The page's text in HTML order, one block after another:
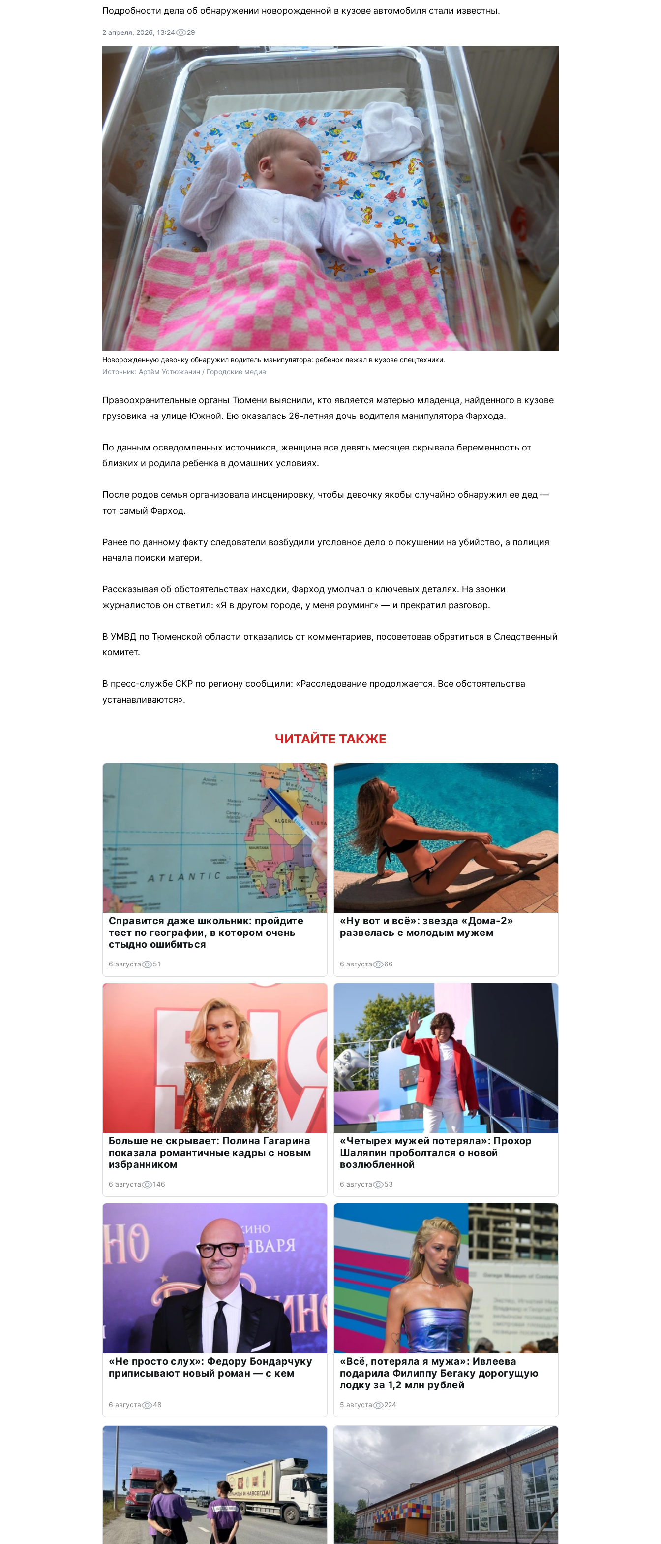
Подробности дела об обнаружении новорожденной в кузове автомобиля стали известны.
2 апреля, 2026, 13:24 29
Новорожденную девочку обнаружил водитель манипулятора: ребенок лежал в кузове спецтехники.
Источник: Артём Устюжанин / Городские медиа
Правоохранительные органы Тюмени выяснили, кто является матерью младенца, найденного в кузове
грузовика на улице Южной. Ею оказалась 26-летняя дочь водителя манипулятора Фархода.
По данным осведомленных источников, женщина все девять месяцев скрывала беременность от
близких и родила ребенка в домашних условиях.
После родов семья организовала инсценировку, чтобы девочку якобы случайно обнаружил ее дед —
тот самый Фарход.
Ранее по данному факту следователи возбудили уголовное дело о покушении на убийство, а полиция
начала поиски матери.
Рассказывая об обстоятельствах находки, Фарход умолчал о ключевых деталях. На звонки
журналистов он ответил: «Я в другом городе, у меня роуминг» — и прекратил разговор.
В УМВД по Тюменской области отказались от комментариев, посоветовав обратиться в Следственный
комитет.
В пресс-службе СКР по региону сообщили: «Расследование продолжается. Все обстоятельства
устанавливаются».
ЧИТАЙТЕ ТАКЖЕ
Справится даже школьник: пройдите
тест по географии, в котором очень
стыдно ошибиться
6 августа 51
«Ну вот и всё»: звезда «Дома-2»
развелась с молодым мужем
6 августа 66
Больше не скрывает: Полина Гагарина
показала романтичные кадры с новым
избранником
6 августа 146
«Четырех мужей потеряла»: Прохор
Шаляпин проболтался о новой
возлюбленной
6 августа 53
«Не просто слух»: Федору Бондарчуку
приписывают новый роман — с кем
6 августа 48
«Всё, потеряла я мужа»: Ивлеева
подарила Филиппу Бегаку дорогущую
лодку за 1,2 млн рублей
5 августа 224